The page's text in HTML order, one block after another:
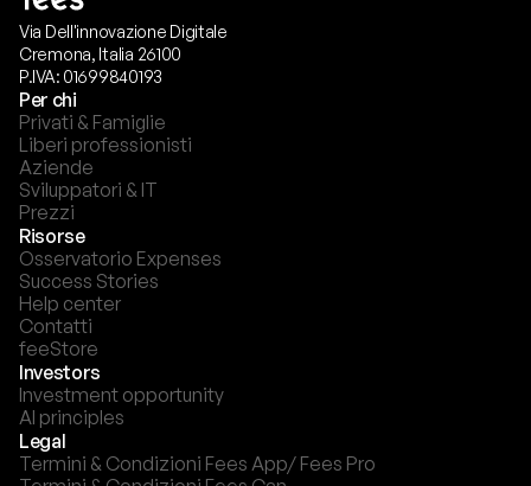
Via Dell'innovazione Digitale
Cremona, Italia 26100
P.IVA: 01699840193
Per chi
Privati & Famiglie
Liberi professionisti
Aziende
Sviluppatori & IT
Prezzi
Risorse
Osservatorio Expenses
Success Stories
Help center
Contatti
feeStore
Investors
Investment opportunity
AI principles
Legal
Termini & Condizioni Fees App/ Fees Pro